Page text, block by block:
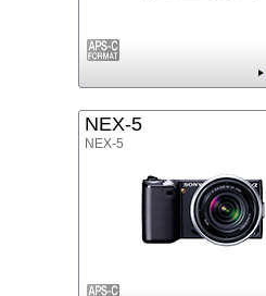
NEX-5
NEX-5